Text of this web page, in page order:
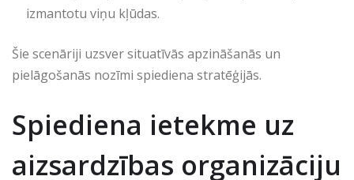
izmantotu viņu kļūdas.
Šie scenāriji uzsver situatīvās apzināšanās un
pielāgošanās nozīmi spiediena stratēģijās.
Spiediena ietekme uz
aizsardzības organizāciju